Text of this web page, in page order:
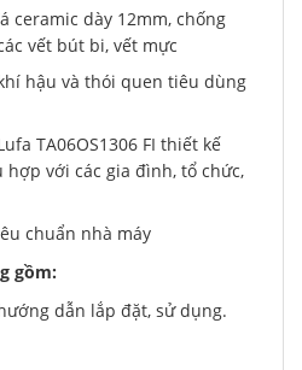
ceramic dày 12mm, chống
vết bút bi, vết mực
hậu và thói quen tiêu dùng
TA06OS1306 FI thiết kế
với các gia đình, tổ chức,
chuẩn nhà máy
gồm:
dẫn lắp đặt, sử dụng.